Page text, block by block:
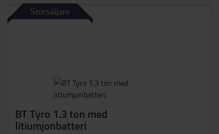
Storsäljare
BT Tyro 1.3 ton med
litiumjonbatteri